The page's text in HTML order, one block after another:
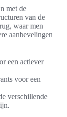
met de
van de
waar men
aanbevelingen
een actiever
voor een
verschillende